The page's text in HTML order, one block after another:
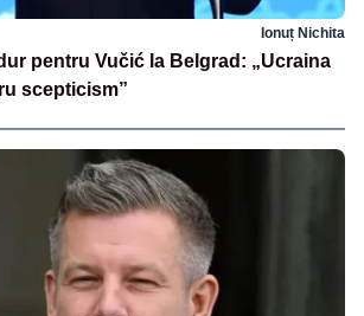
Ionuț Nichita
pentru Vučić la Belgrad: „Ucraina
scepticism”